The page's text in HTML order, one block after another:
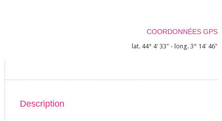
COORDONNÉES GPS
lat. 44° 4' 33" - long. 3° 14' 46"
Description